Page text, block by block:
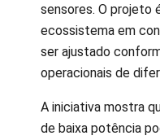
sensores. O projeto
ecossistema em
ser ajustado
operacionais de
A iniciativa mostra
de baixa potência